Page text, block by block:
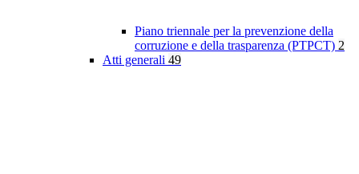
Piano triennale per la prevenzione della
corruzione e della trasparenza (PTPCT) 2
Atti generali 49